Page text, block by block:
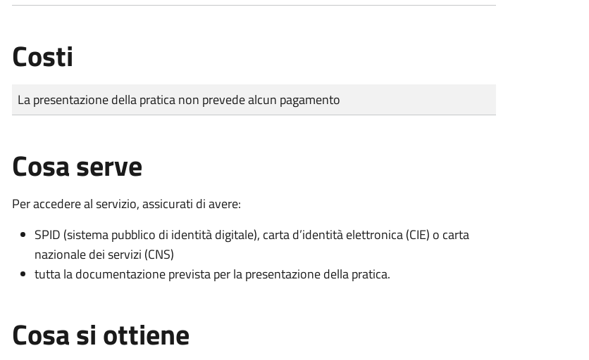
Costi
Tipo di pagamento
Importo
La presentazione della pratica non prevede alcun pagamento
Cosa serve
Per accedere al servizio, assicurati di avere:
SPID (sistema pubblico di identità digitale), carta d’identità elettronica (CIE) o carta
nazionale dei servizi (CNS)
tutta la documentazione prevista per la presentazione della pratica.
Cosa si ottiene